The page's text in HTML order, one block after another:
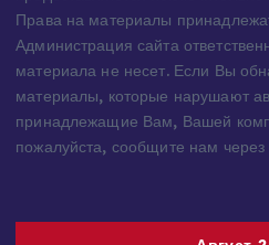
интернете или присланы
предоставляются исключительно
Права на материалы
материала не несет. Если Вы
материалы, которые нарушают